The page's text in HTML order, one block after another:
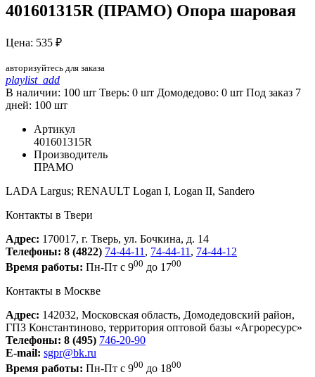
401601315R (ПРАМО) Опора шаровая
Цена: 535 ₽
авторизуйтесь для заказа
playlist_add
В наличии: 100 шт Тверь: 0 шт Домодедово: 0 шт Под заказ 7
дней: 100 шт
Артикул
401601315R
Производитель
ПРАМО
LADA Largus; RENAULT Logan I, Logan II, Sandero
Контакты в Твери
Адрес: 170017, г. Тверь, ул. Бочкина, д. 14
Телефоны: 8 (4822) 74-44-11 , 74-44-11 , 74-44-12
Время работы: Пн-Пт с 900 до 1700
Контакты в Москве
Адрес: 142032, Московская область, Домодедовский район,
ГПЗ Константиново, территория оптовой базы «Агроресурс»
Телефоны: 8 (495) 746-20-90
E-mail: sgpr@bk.ru
Время работы: Пн-Пт с 900 до 1800